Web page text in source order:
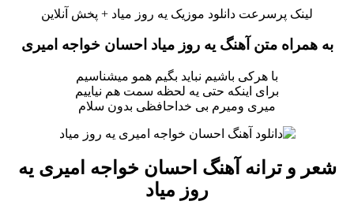
لینک پرسرعت دانلود موزیک یه روز میاد + پخش آنلاین
به همراه متن آهنگ یه روز میاد احسان خواجه امیری
با هرکی باشیم نباید بگیم همو میشناسیم
برای اینکه حتی یه لحظه سمت هم نیاییم
میری ومیرم بی خداحافظی بدون سلام
شعر و ترانه آهنگ احسان خواجه امیری یه
روز میاد